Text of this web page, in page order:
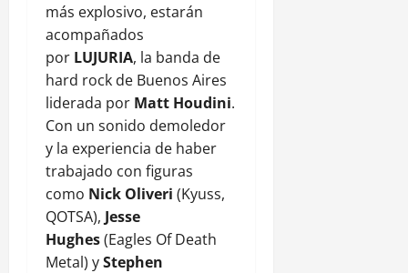
más explosivo, estarán
acompañados
por LUJURIA, la banda de
hard rock de Buenos Aires
liderada por Matt Houdini.
Con un sonido demoledor
y la experiencia de haber
trabajado con figuras
como Nick Oliveri (Kyuss,
QOTSA), Jesse
Hughes(Eagles Of Death
Metal) yStephen